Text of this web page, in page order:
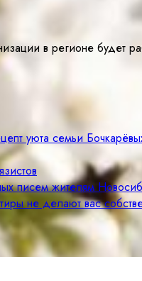
в регионе будет
уюта семьи
писем жителям
не делают вас